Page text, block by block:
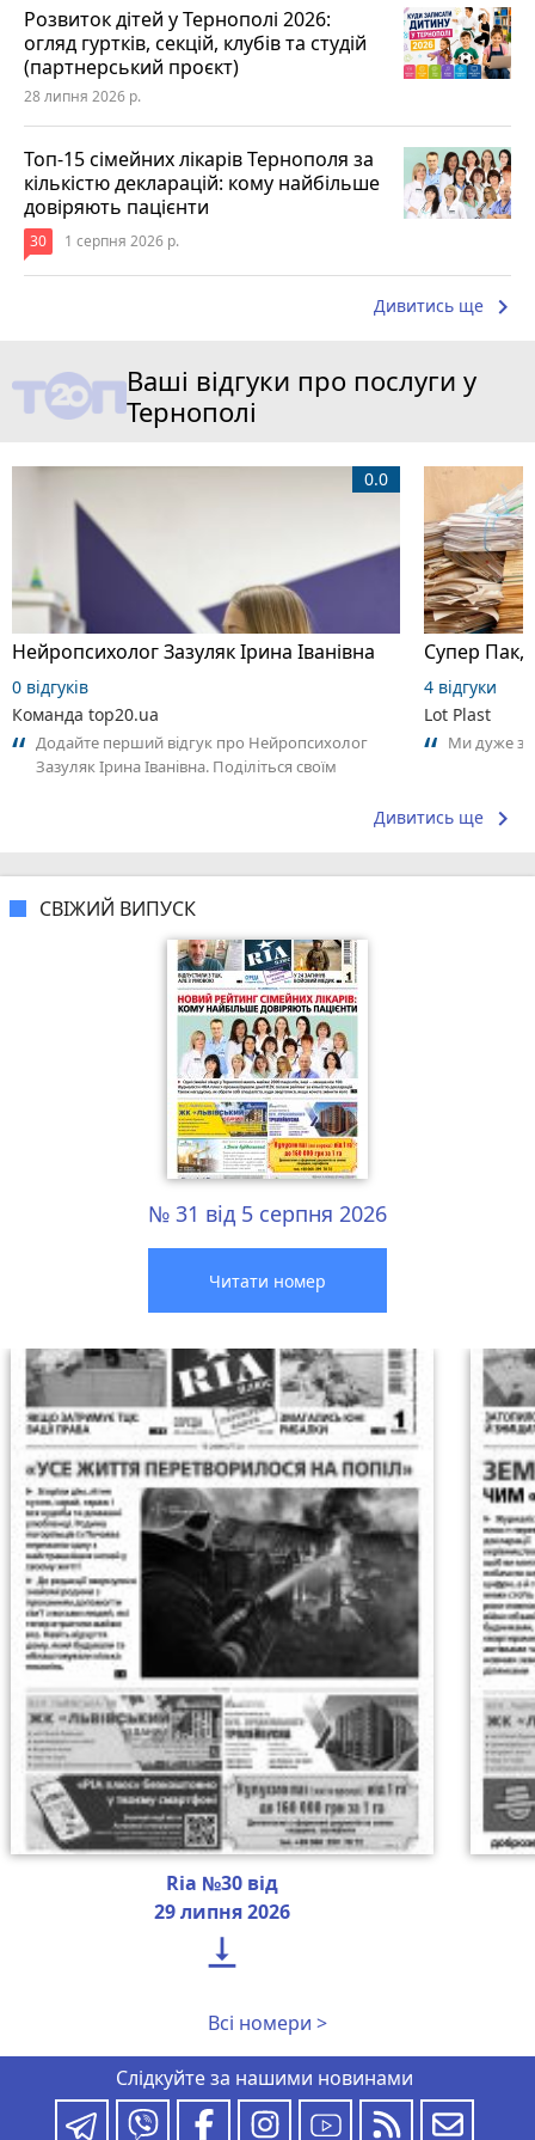
Розвиток дітей у Тернополі 2026:
огляд гуртків, секцій, клубів та студій
(партнерський проєкт)
28 липня 2026 р.
Топ-15 сімейних лікарів Тернополя за
кількістю декларацій: кому найбільше
довіряють пацієнти
30 1 серпня 2026 р.
Дивитись ще keyboard_arrow_right
Ваші відгуки про послуги у
Тернополі
Нейропсихолог Зазуляк Ірина Іванівна
0.0
0 відгуків
Команда top20.ua
Додайте перший відгук про Нейропсихолог
Зазуляк Ірина Іванівна. Поділіться своїм
Супер Пак,
4 відгуки
Lot Plast
Ми дуже
Дивитись ще keyboard_arrow_right
СВІЖИЙ ВИПУСК
№ 31 від 5 серпня 2026
Читати номер
Ria №30 від
29 липня 2026

Всі номери >
Слідкуйте за нашими новинами